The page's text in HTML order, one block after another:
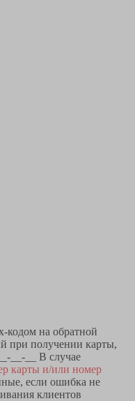
кодом на обратной
при получении карты,
__-__ В случае
карты и/или номер
если ошибка не
клиентов